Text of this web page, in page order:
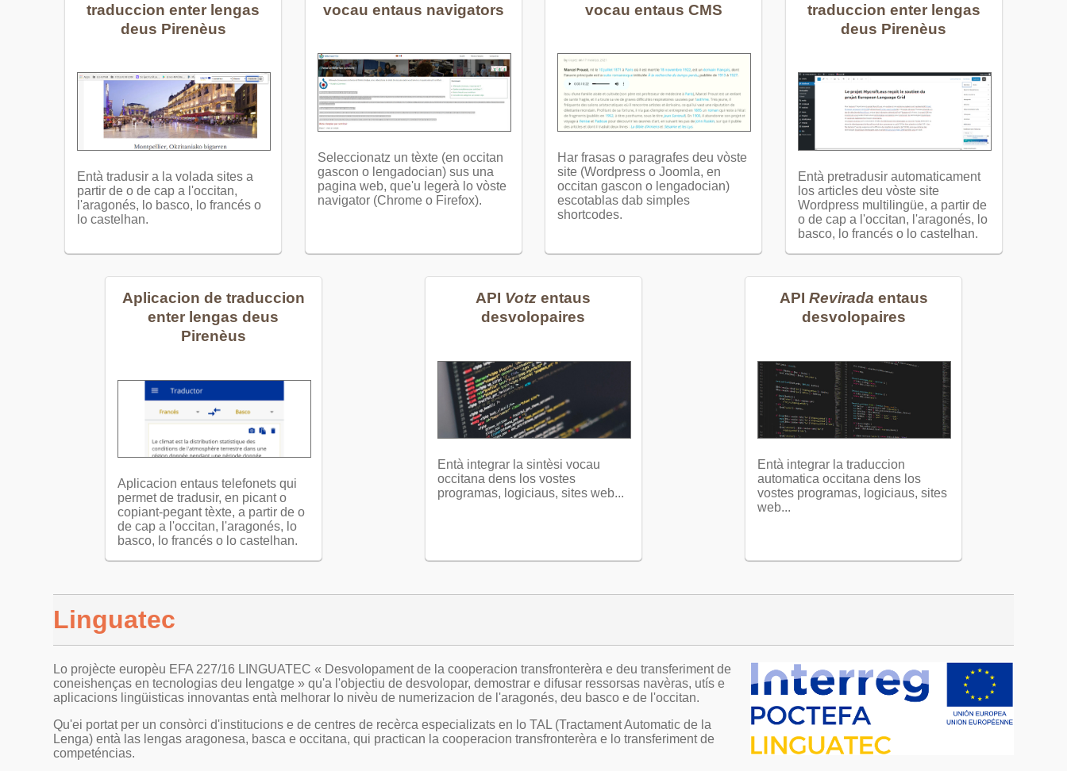
traduccion enter lengas
deus Pirenèus
Entà tradusir a la volada sites a
partir de o de cap a l'occitan,
l'aragonés, lo basco, lo francés o
lo castelhan.
vocau entaus navigators
Seleccionatz un tèxte (en occitan
gascon o lengadocian) sus una
pagina web, que'u legerà lo vòste
navigator (Chrome o Firefox).
vocau entaus CMS
Har frasas o paragrafes deu vòste
site (Wordpress o Joomla, en
occitan gascon o lengadocian)
escotablas dab simples
shortcodes.
traduccion enter lengas
deus Pirenèus
Entà pretradusir automaticament
los articles deu vòste site
Wordpress multilingüe, a partir de
o de cap a l'occitan, l'aragonés, lo
basco, lo francés o lo castelhan.
Aplicacion de traduccion
enter lengas deus
Pirenèus
Aplicacion entaus telefonets qui
permet de tradusir, en picant o
copiant-pegant tèxte, a partir de o
de cap a l'occitan, l'aragonés, lo
basco, lo francés o lo castelhan.
API Votz entaus
desvolopaires
Entà integrar la sintèsi vocau
occitana dens los vostes
programas, logiciaus, sites web...
API Revirada entaus
desvolopaires
Entà integrar la traduccion
automatica occitana dens los
vostes programas, logiciaus, sites
web...
Linguatec
Lo projècte europèu EFA 227/16 LINGUATEC « Desvolopament de la cooperacion transfronterèra e deu transferiment de
coneishenças en tecnologias deu lengatge » qu'a l'objectiu de desvolopar, demostrar e difusar ressorsas navèras, utís e
aplicacions lingüisticas innovantas entà melhorar lo nivèu de numerizacion de l'aragonés, deu basco e de l'occitan.
Qu'ei portat per un consòrci d'institucions e de centres de recèrca especializats en lo TAL (Tractament Automatic de la
Lenga) entà las lengas aragonesa, basca e occitana, qui practican la cooperacion transfronterèra e lo transferiment de
competéncias.